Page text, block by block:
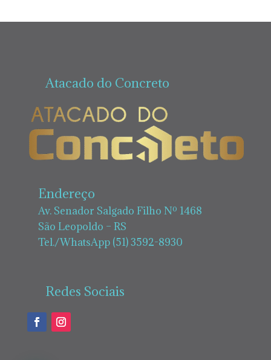
Atacado do Concreto
Endereço
Av. Senador Salgado Filho Nº 1468
São Leopoldo – RS
Tel./WhatsApp (51) 3592-8930
Redes Sociais